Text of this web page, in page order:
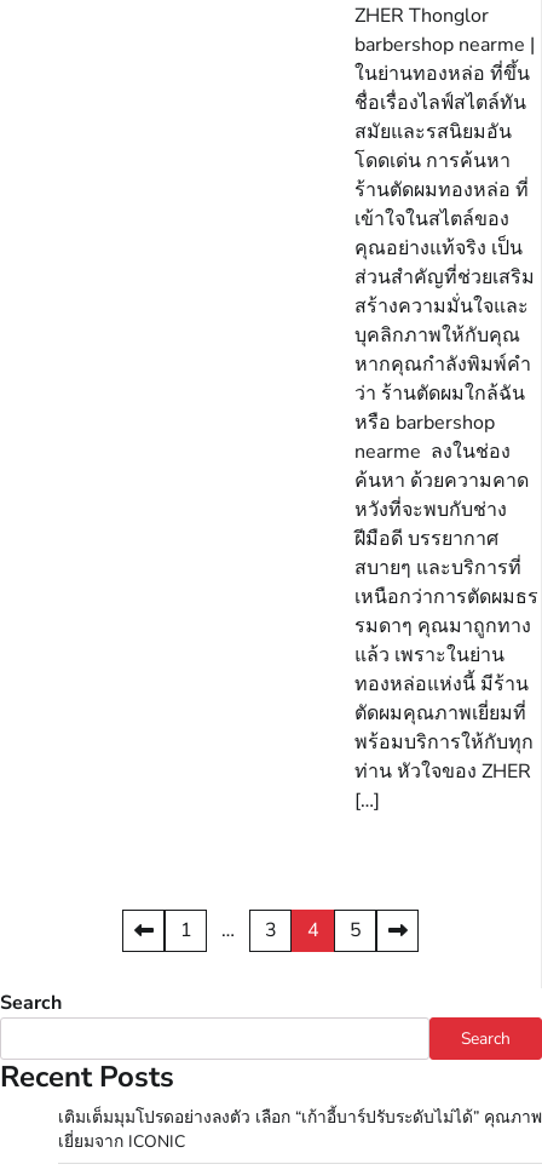
ZHER Thonglor
barbershop nearme |
ในย่านทองหล่อ ที่ขึ้น
ชื่อเรื่องไลฟ์สไตล์ทัน
สมัยและรสนิยมอัน
โดดเด่น การค้นหา
ร้านตัดผมทองหล่อ ที่
เข้าใจในสไตล์ของ
คุณอย่างแท้จริง เป็น
ส่วนสำคัญที่ช่วยเสริม
สร้างความมั่นใจและ
บุคลิกภาพให้กับคุณ
หากคุณกำลังพิมพ์คำ
ว่า ร้านตัดผมใกล้ฉัน
หรือ barbershop
nearme ลงในช่อง
ค้นหา ด้วยความคาด
หวังที่จะพบกับช่าง
ฝีมือดี บรรยากาศ
สบายๆ และบริการที่
เหนือกว่าการตัดผมธร
รมดาๆ คุณมาถูกทาง
แล้ว เพราะในย่าน
ทองหล่อแห่งนี้ มีร้าน
ตัดผมคุณภาพเยี่ยมที่
พร้อมบริการให้กับทุก
ท่าน หัวใจของ ZHER
[…]
1 … 3 4 5
Search
Search
Recent Posts
เติมเต็มมุมโปรดอย่างลงตัว เลือก “เก้าอี้บาร์ปรับระดับไม่ได้” คุณภาพ
เยี่ยมจาก ICONIC